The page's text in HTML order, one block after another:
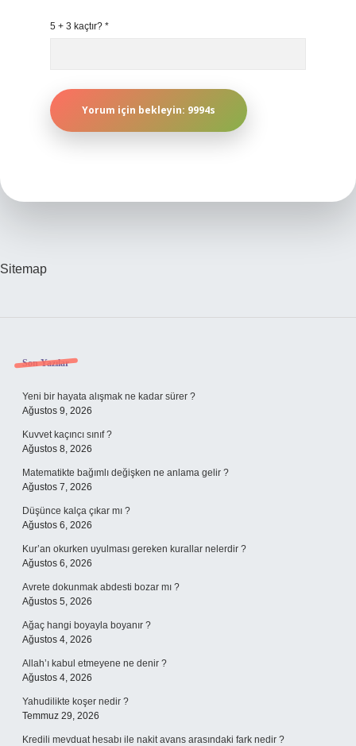
5 + 3 kaçtır? *
Sitemap
Sidebar
Son Yazılar
Yeni bir hayata alışmak ne kadar sürer ?
Ağustos 9, 2026
Kuvvet kaçıncı sınıf ?
Ağustos 8, 2026
Matematikte bağımlı değişken ne anlama gelir ?
Ağustos 7, 2026
Düşünce kalça çıkar mı ?
Ağustos 6, 2026
Kur’an okurken uyulması gereken kurallar nelerdir ?
Ağustos 6, 2026
Avrete dokunmak abdesti bozar mı ?
Ağustos 5, 2026
Ağaç hangi boyayla boyanır ?
Ağustos 4, 2026
Allah’ı kabul etmeyene ne denir ?
Ağustos 4, 2026
Yahudilikte koşer nedir ?
Temmuz 29, 2026
Kredili mevduat hesabı ile nakit avans arasındaki fark nedir ?